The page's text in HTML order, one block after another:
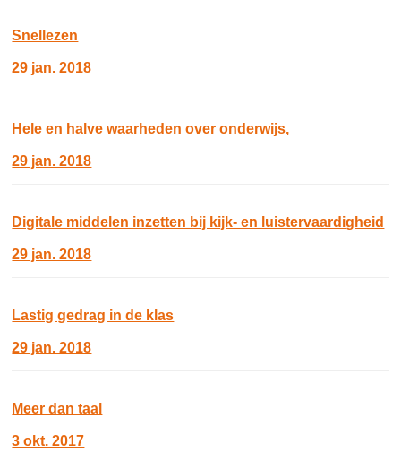
Snellezen
29 jan. 2018
Hele en halve waarheden over onderwijs,
29 jan. 2018
Digitale middelen inzetten bij kijk- en luistervaardigheid
29 jan. 2018
Lastig gedrag in de klas
29 jan. 2018
Meer dan taal
3 okt. 2017